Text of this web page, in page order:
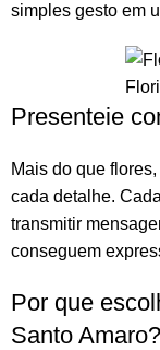
simples gesto em
Presenteie
Mais do que flores
cada detalhe.
transmitir
conseguem
Por que
Santo Amaro?